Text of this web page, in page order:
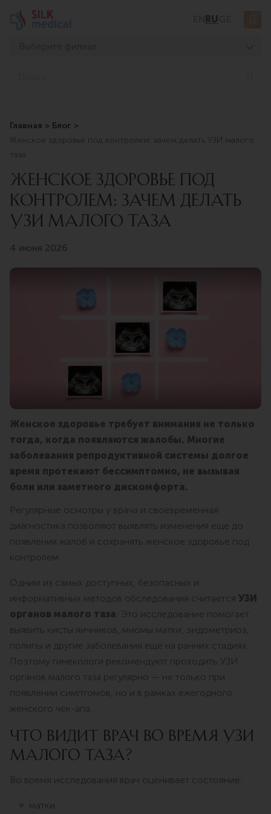
Тбилиси, Мосашвили
Батуми, Асатиани
Батуми, Горгасали
RU
Главная
Блог
Женское здоровье под контролем: зачем делать УЗИ малого
таза
ЖЕНСКОЕ ЗДОРОВЬЕ ПОД
КОНТРОЛЕМ: ЗАЧЕМ ДЕЛАТЬ
УЗИ МАЛОГО ТАЗА
4 июня 2026
Женское здоровье требует внимания не только
тогда, когда появляются жалобы. Многие
заболевания репродуктивной системы долгое
время протекают бессимптомно, не вызывая
боли или заметного дискомфорта.
Регулярные осмотры у врача и своевременная
диагностика позволяют выявлять изменения еще до
появления жалоб и сохранять женское здоровье под
контролем.
Одним из самых доступных, безопасных и
информативных методов обследования считается УЗИ
органов малого таза. Это исследование помогает
выявить кисты яичников, миомы матки, эндометриоз,
полипы и другие заболевания еще на ранних стадиях.
Поэтому гинекологи рекомендуют проходить УЗИ
органов малого таза регулярно — не только при
появлении симптомов, но и в рамках ежегодного
женского чек-апа.
ЧТО ВИДИТ ВРАЧ ВО ВРЕМЯ УЗИ
МАЛОГО ТАЗА?
Во время исследования врач оценивает состояние:
матки.